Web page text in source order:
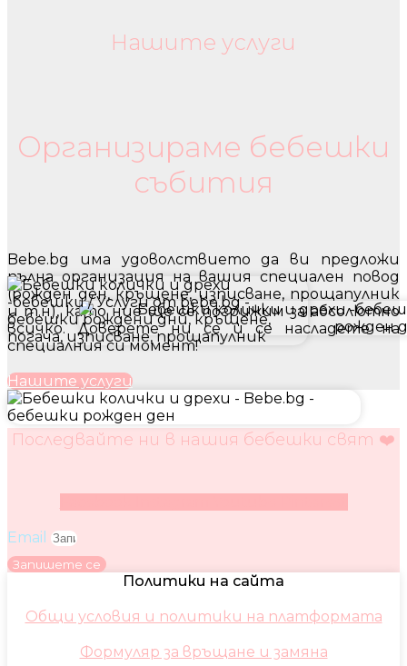
Нашите услуги
Организираме бебешки
събития
Bebe.bg има удоволствието да ви предложи
пълна организация на вашия специален повод
(рожден ден, кръщене, изписване, прощапулник
и т.н), като ние ще се погрижим за абсолютно
всичко. Доверете ни се и се насладете на
специалния си момент!
Нашите услуги
Последвайте ни в нашия бебешки свят ❤️
Email
Запишете се
Политики на сайта
Общи условия и политики на платформата
Формуляр за връщане и замяна